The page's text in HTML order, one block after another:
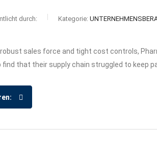
durch: Kategorie:
sales force and tight cost controls,
find that their supply chain struggled to keep